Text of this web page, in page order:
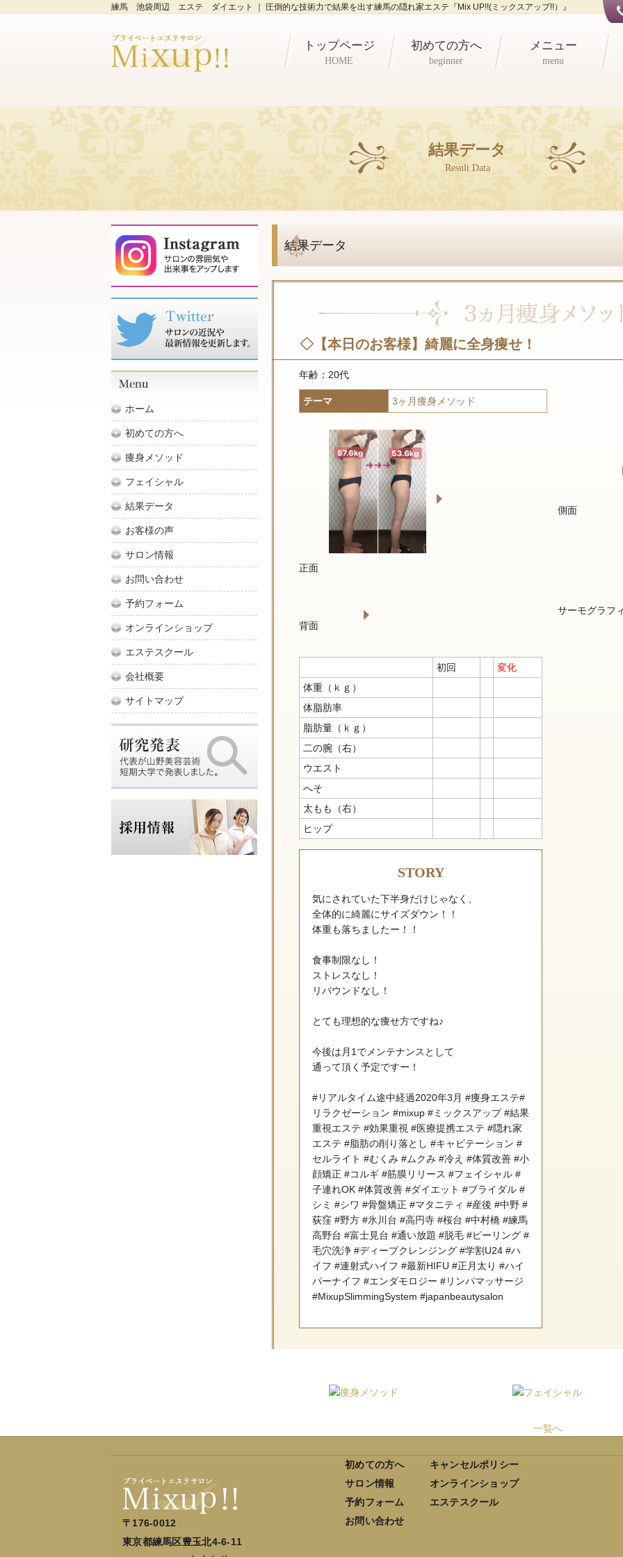
練馬 池袋周辺 エステ ダイエット ｜ 圧倒的な技術力で結果を出す練馬の隠れ家エステ『Mix UP!!(ミックスアップ!!）』
トップページ
HOME
初めての方へ
beginner
メニュー
menu
結果データ
Result Data
結果データ
◇【本日のお客様】綺麗に全身痩せ！
年齢：20代
テーマ 3ヶ月痩身メソッド
正面
側面
背面
サーモグラフ
初回
変化
体重（ｋｇ）
体脂肪率
脂肪量（ｋｇ）
二の腕（右）
ウエスト
へそ
太もも（右）
ヒップ
STORY
気にされていた下半身だけじゃなく、
全体的に綺麗にサイズダウン！！
体重も落ちましたー！！
食事制限なし！
ストレスなし！
リバウンドなし！
とても理想的な痩せ方ですね♪
今後は月1でメンテナンスとして
通って頂く予定ですー！
#リアルタイム途中経過2020年3月 #痩身エステ#
リラクゼーション #mixup #ミックスアップ #結果
重視エステ #効果重視 #医療提携エステ #隠れ家
エステ #脂肪の削り落とし #キャビテーション #
セルライト #むくみ #ムクみ #冷え #体質改善 #小
顔矯正 #コルギ #筋膜リリース #フェイシャル #
子連れOK #体質改善 #ダイエット #ブライダル #
シミ #シワ #骨盤矯正 #マタニティ #産後 #中野 #
荻窪 #野方 #氷川台 #高円寺 #桜台 #中村橋 #練馬
高野台 #富士見台 #通い放題 #脱毛 #ピーリング #
毛穴洗浄 #ディープクレンジング #学割U24 #ハ
イフ #連射式ハイフ #最新HIFU #正月太り #ハイ
パーナイフ #エンダモロジー #リンパマッサージ
#MixupSlimmingSystem #japanbeautysalon
一覧へ
ホーム
初めての方へ
痩身メソッド
フェイシャル
結果データ
お客様の声
サロン情報
お問い合わせ
予約フォーム
オンラインショップ
エステスクール
会社概要
サイトマップ
〒176-0012
東京都練馬区豊玉北4-6-11
初めての方へ
サロン情報
予約フォーム
お問い合わせ
キャンセルポリシー
オンラインショップ
エステスクール